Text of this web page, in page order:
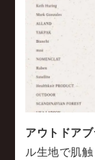
アウトドアブ
ル生地で肌